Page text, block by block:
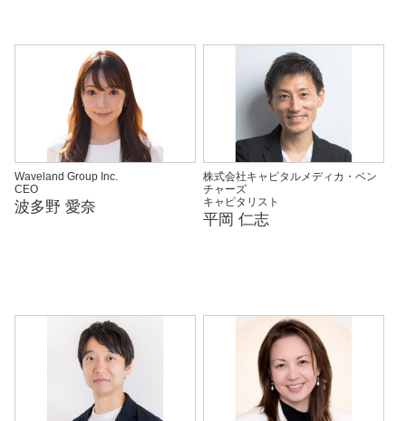
Waveland Group Inc.
CEO
波多野 愛奈
株式会社キャピタルメディカ・ベン
チャーズ
キャピタリスト
平岡 仁志